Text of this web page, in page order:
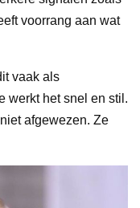
voorrang aan wat
vaak als
werkt het snel en stil.
afgewezen. Ze